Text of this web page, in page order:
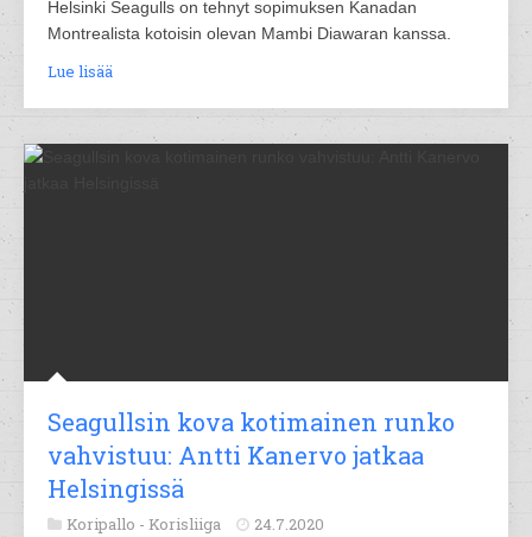
Helsinki Seagulls on tehnyt sopimuksen Kanadan
Montrealista kotoisin olevan Mambi Diawaran kanssa.
Lue lisää
Seagullsin kova kotimainen runko
vahvistuu: Antti Kanervo jatkaa
Helsingissä
Koripallo - Korisliiga 24.7.2020